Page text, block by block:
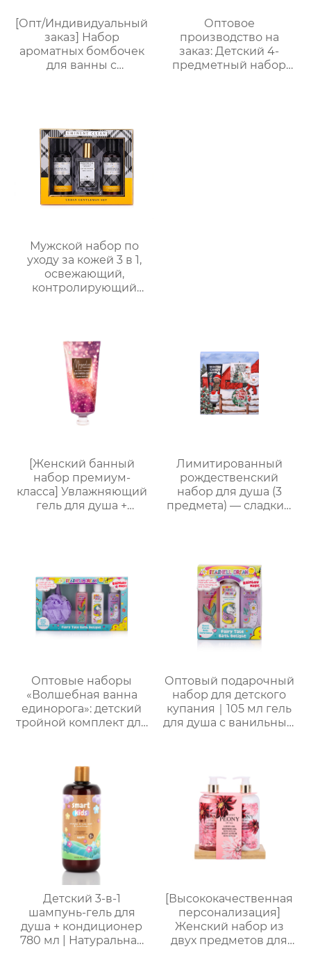
[Опт/Индивидуальный
заказ] Набор
ароматных бомбочек
для ванны с
Разноцветные
варианты (лаванда/
роза/кокос-мята и др.)
| Подарочные наборы
для отелей и SPA
Оптовое
производство на
заказ: Детский 4-
предметный набор
Мужской набор по
уходу за кожей 3 в 1,
освежающий,
контролирующий
подарочная коробка,
мужской
многофункциональный
подарочный набор по
уходу за кожей
[Женский банный
набор премиум-
класса] Увлажняющий
гель для душа +
праздничный
подарок, возможность
нанесения логотипа
Лимитированный
рождественский
набор для душа (3
предмета) — сладкий
Оптовые наборы
«Волшебная ванна
единорога»: детский
тройной комплект для
мл гель/лосьон/
шампунь с ванильным
ароматом｜
Поддержка нанесения
лого, прямые
поставки с завода
Оптовый подарочный
набор для детского
купания｜105 мл гель
для душа с ванильным
для лица
Детский 3-в-1
шампунь-гель для
душа + кондиционер
780 мл | Натуральная
[Высококачественная
персонализация]
Женский набор из
двух предметов для